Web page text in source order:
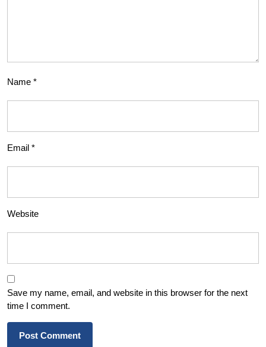
Name *
Email *
Website
Save my name, email, and website in this browser for the next
time I comment.